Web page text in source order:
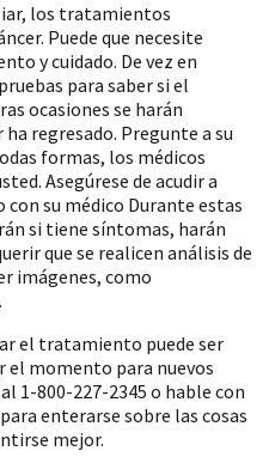
los tratamientos
Puede que necesite
y cuidado. De vez en
para saber si el
ocasiones se harán
regresado. Pregunte a su
formas, los médicos
Asegúrese de acudir a
su médico Durante estas
si tiene síntomas, harán
que se realicen análisis de
imágenes, como
el tratamiento puede ser
el momento para nuevos
1-800-227-2345 o hable con
enterarse sobre las cosas
mejor.